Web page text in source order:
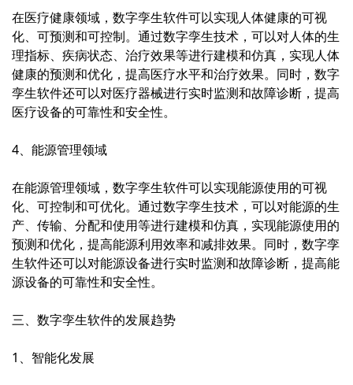
在医疗健康领域，数字孪生软件可以实现人体健康的可视
化、可预测和可控制。通过数字孪生技术，可以对人体的生
理指标、疾病状态、治疗效果等进行建模和仿真，实现人体
健康的预测和优化，提高医疗水平和治疗效果。同时，数字
孪生软件还可以对医疗器械进行实时监测和故障诊断，提高
医疗设备的可靠性和安全性。
4、能源管理领域
在能源管理领域，数字孪生软件可以实现能源使用的可视
化、可控制和可优化。通过数字孪生技术，可以对能源的生
产、传输、分配和使用等进行建模和仿真，实现能源使用的
预测和优化，提高能源利用效率和减排效果。同时，数字孪
生软件还可以对能源设备进行实时监测和故障诊断，提高能
源设备的可靠性和安全性。
三、数字孪生软件的发展趋势
1、智能化发展